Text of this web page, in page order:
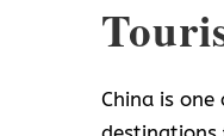
China is one